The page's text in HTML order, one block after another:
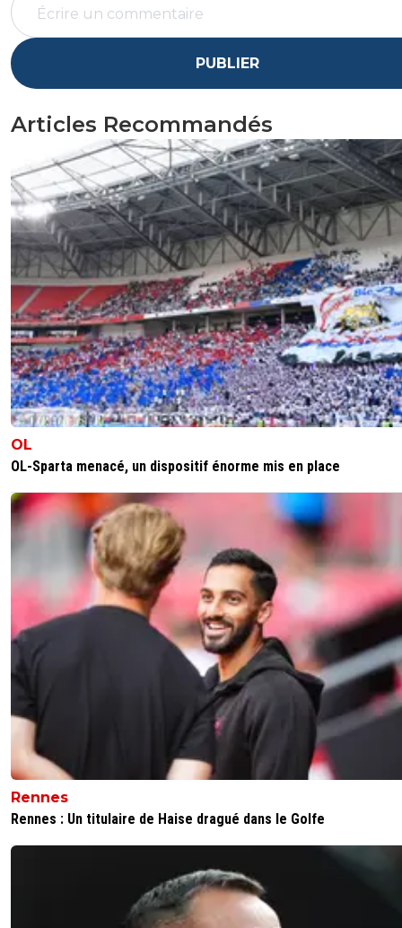
PUBLIER
Articles Recommandés
OL
OL-Sparta menacé, un dispositif énorme mis en place
Rennes
Rennes : Un titulaire de Haise dragué dans le Golfe